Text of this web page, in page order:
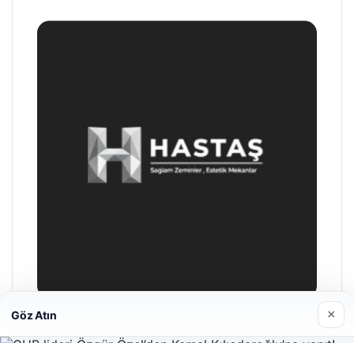
Göz Atın ×